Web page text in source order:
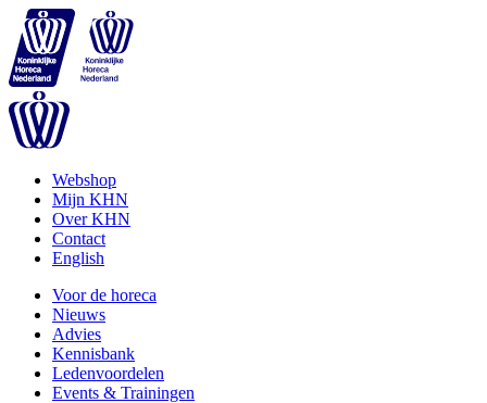
Webshop
Mijn KHN
Over KHN
Contact
English
Voor de horeca
Nieuws
Advies
Kennisbank
Ledenvoordelen
Events & Trainingen